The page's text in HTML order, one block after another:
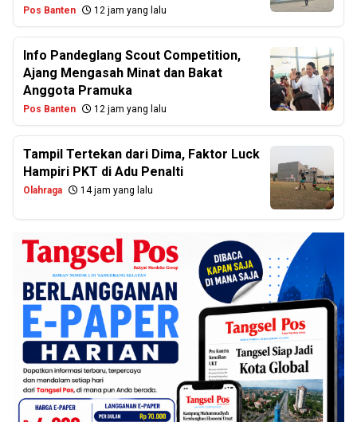
Pos Banten 12 jam yang lalu
Info Pandeglang Scout Competition,
Ajang Mengasah Minat dan Bakat
Anggota Pramuka
Pos Banten 12 jam yang lalu
Tampil Tertekan dari Dima, Faktor Luck
Hampiri PKT di Adu Penalti
Olahraga 14 jam yang lalu